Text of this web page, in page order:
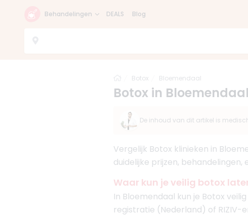
Behandelingen DEALS Blog
Home
Botox Bloemendaal
Botox in
De inhoud van dit artikel is
Vergelijk Botox klinieken in
duidelijke prijzen, behandelingen,
Waar kun je veilig botox
In Bloemendaal kun je Botox
registratie (Nederland) of RIZIV-